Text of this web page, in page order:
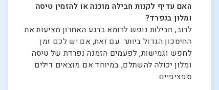
האם עדיף לקנות חבילה מוכנה או להזמין טיסה
ומלון בנפרד?
לרוב, חבילות נופש לרומא ברגע האחרון מציעות את
החיסכון הגדול ביותר. עם זאת, אם יש לכם זמן
לחפש וגמישות, לפעמים הזמנה נפרדת של טיסה
ומלון יכולה להשתלם, במיוחד אם מוצאים דילים
ספציפיים.